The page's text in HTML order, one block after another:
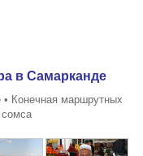
в Самарканде
Конечная маршрутных
сомса